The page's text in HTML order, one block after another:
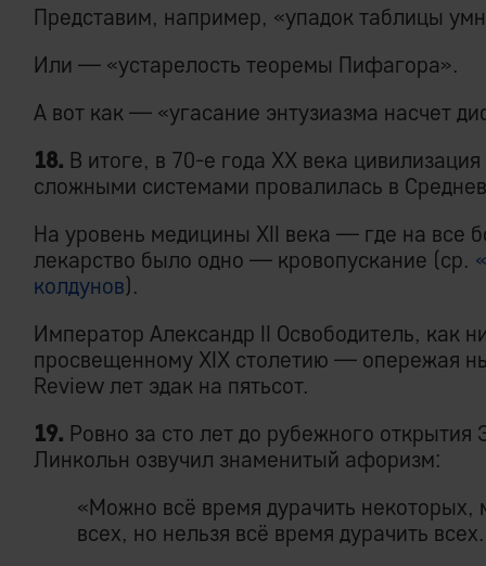
Представим, например, «упадок таблицы
Или — «устарелость теоремы Пифагора».
А вот как — «угасание энтузиазма насчет
18. В итоге, в 70-е года XX века
сложными системами провалилась в
На уровень медицины XII века — где на все
лекарство было одно — кровопускание (ср.
колдунов).
Император Александр II Освободитель, как
просвещенному XIX столетию — опережая
Review лет эдак на пятьсот.
19. Ровно за сто лет до рубежного
Линкольн озвучил знаменитый афоризм:
«Можно всё время дурачить некоторых,
всех, но нельзя всё время дурачить